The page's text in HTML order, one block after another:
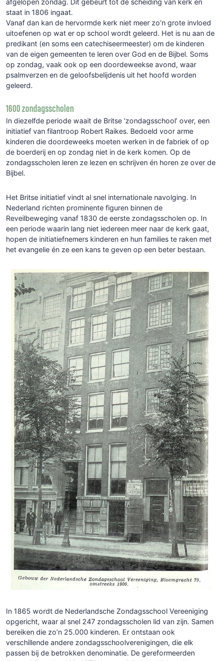
staat in 1806 ingaat.
Vanaf dan kan de hervormde kerk niet meer zo’n grote invloed
uitoefenen op wat er op school wordt geleerd. Het is nu aan de
predikant (en soms een catechiseermeester) om de kinderen
van de eigen gemeenten te leren over God en de Bijbel. Soms
op zondag, vaak ook op een doordeweekse avond, waar
psalmverzen en de geloofsbelijdenis uit het hoofd worden
geleerd.
1600 zondagsscholen
In diezelfde periode waait de Britse ‘zondagsschool’ over, een
initiatief van filantroop Robert Raikes. Bedoeld voor arme
kinderen die doordeweeks moeten werken in de fabriek of op
de boerderij en op zondag niet in de kerk komen. Op de
zondagsscholen leren ze lezen en schrijven én horen ze over de
Bijbel.
Het Britse initiatief vindt al snel internationale navolging. In
Nederland richten prominente figuren binnen de
Reveilbeweging vanaf 1830 de eerste zondagsscholen op. In
een periode waarin lang niet iedereen meer naar de kerk gaat,
hopen de initiatiefnemers kinderen en hun families te raken met
het evangelie én ze een kans te geven op een beter bestaan.
In 1865 wordt de Nederlandsche Zondagsschool Vereeniging
opgericht, waar al snel 247 zondagsscholen lid van zijn. Samen
bereiken die zo’n 25.000 kinderen. Er ontstaan ook
verschillende andere zondagsschoolverenigingen, die elk
passen bij de betrokken denominatie. De gereformeerden